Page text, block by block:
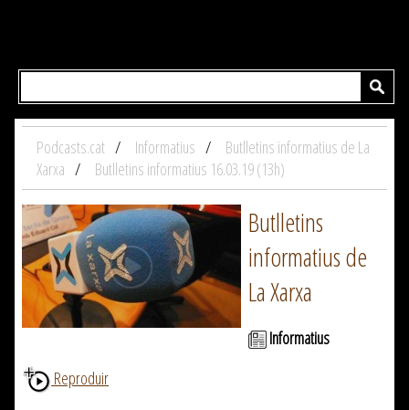
Podcasts.cat Informatius
Butlletins informatius de La
Xarxa
Butlletins informatius 16.03.19 (13h)
Butlletins
informatius de
La Xarxa
Informatius
Reproduir